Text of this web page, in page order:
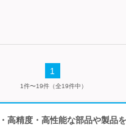
1
1件〜19件（全19件中）
高精度・高性能な部品や製品